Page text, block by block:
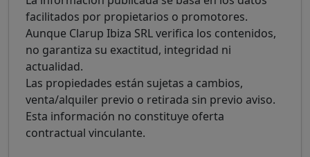
facilitados por propietarios o promotores.
Aunque Clarup Ibiza SRL verifica los contenidos,
no garantiza su exactitud, integridad ni
actualidad.
Las propiedades están sujetas a cambios,
venta/alquiler previo o retirada sin previo aviso.
Esta información no constituye oferta
contractual vinculante.